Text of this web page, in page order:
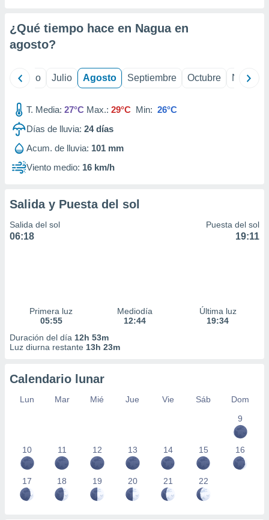
e
de
¿Qué tiempo hace en Nagua en
agosto?
Junio Julio Agosto Septiembre Octubre
T. Media: 27°C Max.: 29°C Min: 26°C
Días de lluvia: 24días
Acum. de lluvia: 101 mm
Viento medio: 16 km/h
Salida y Puesta del sol
Salida del sol
06:18
Puesta del sol
19:11
Primera luz
05:55
Mediodía
12:44
Última luz
19:34
Duración del día 12h 53m
Luz diurna restante 13h 23m
Calendario lunar
Lun Mar Mié Jue Vie Sáb
Dom
9
10 11 12 13 14 15 16
17 18 19 20 21 22